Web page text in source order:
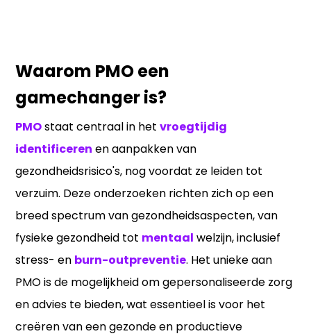
Waarom PMO een
gamechanger is?
PMOstaat centraal in hetvroegtijdig
identificeren en aanpakken van
gezondheidsrisico's, nog voordat ze leiden tot
verzuim. Deze onderzoeken richten zich op een
breed spectrum van gezondheidsaspecten, van
fysieke gezondheid tot mentaal welzijn, inclusief
stress- en burn-outpreventie. Het unieke aan
PMO is de mogelijkheid om gepersonaliseerde zorg
en advies te bieden, wat essentieel is voor het
creëren van een gezonde en productieve